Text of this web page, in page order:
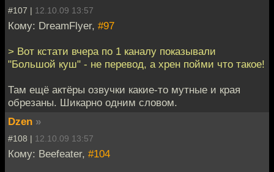
#107 | 12.10.09 13:57
Кому: DreamFlyer, #97
> Вот кстати вчера по 1 каналу показывали
"Большой куш" - не перевод, а хрен пойми что такое!
Там ещё актёры озвучки какие-то мутные и края
обрезаны. Шикарно одним словом.
Dzen »
#108 | 12.10.09 13:57
Кому: Beefeater, #104